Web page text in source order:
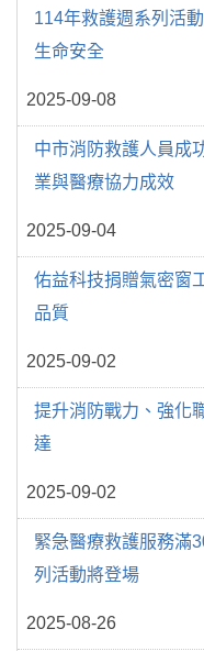
114年救護週系列活
生命安全
2025-09-08
中市消防救護人員
業與醫療協力成效
2025-09-04
佑益科技捐贈氣密窗
品質
2025-09-02
提升消防戰力、強化
達
2025-09-02
緊急醫療救護服務滿
列活動將登場
2025-08-26